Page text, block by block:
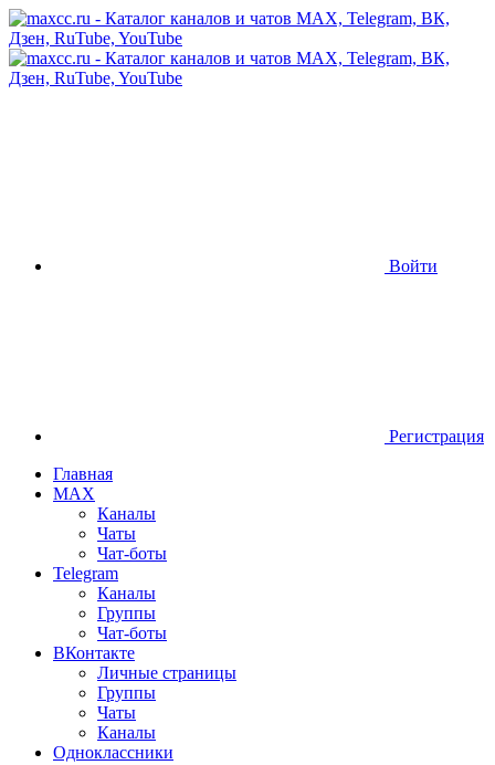
Войти
Регистрация
Главная
MAX
Каналы
Чаты
Чат-боты
Telegram
Каналы
Группы
Чат-боты
ВКонтакте
Личные страницы
Группы
Чаты
Каналы
Одноклассники